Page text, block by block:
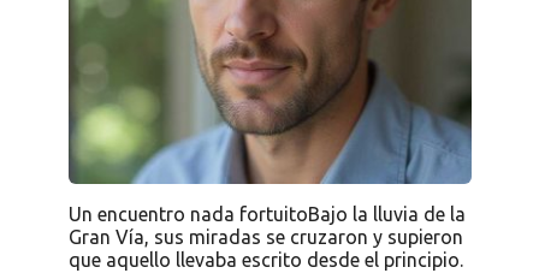
Un encuentro nada fortuitoBajo la lluvia de la
Gran Vía, sus miradas se cruzaron y supieron
que aquello llevaba escrito desde el principio.